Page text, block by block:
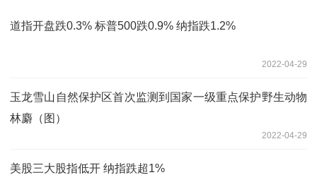
道指开盘跌0.3% 标普500跌0.9% 纳指跌1.2%
2022-04-29
玉龙雪山自然保护区首次监测到国家一级重点保护野生动物
林麝（图）
2022-04-29
美股三大股指低开 纳指跌超1%